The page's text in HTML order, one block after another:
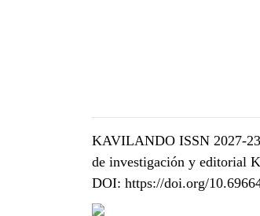
KAVILANDO ISSN 2027-
de investigación y editorial
DOI: https://doi.org/